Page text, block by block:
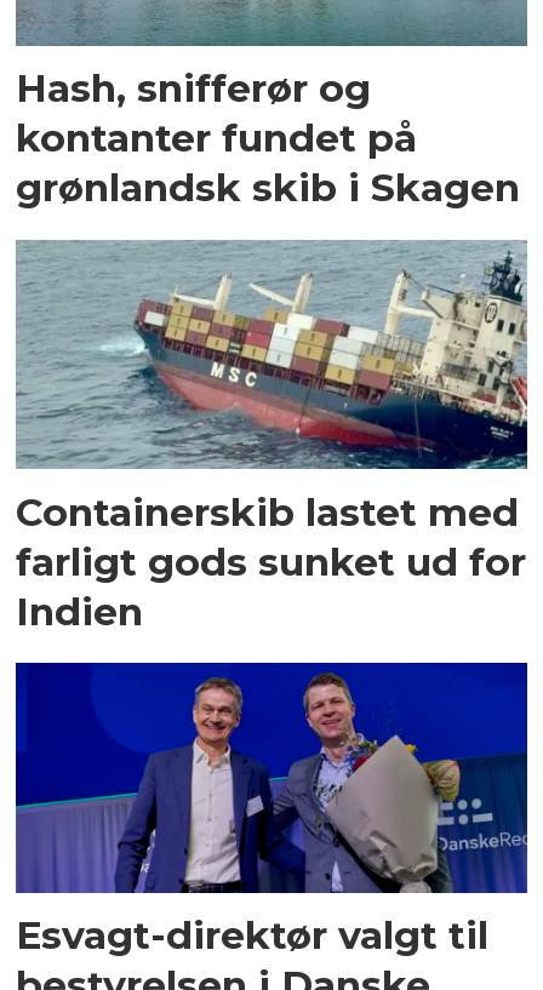
Hash, snifferør og
kontanter fundet på
grønlandsk skib i Skagen
Containerskib lastet med
farligt gods sunket ud for
Indien
Esvagt-direktør valgt til